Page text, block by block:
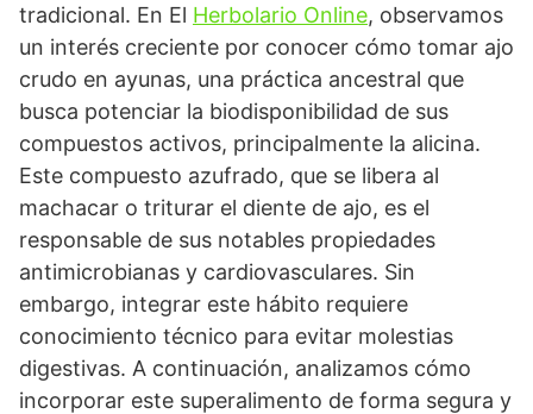
tradicional. En El Herbolario Online, observamos
un interés creciente por conocer cómo tomar ajo
crudo en ayunas, una práctica ancestral que
busca potenciar la biodisponibilidad de sus
compuestos activos, principalmente la alicina.
Este compuesto azufrado, que se libera al
machacar o triturar el diente de ajo, es el
responsable de sus notables propiedades
antimicrobianas y cardiovasculares. Sin
embargo, integrar este hábito requiere
conocimiento técnico para evitar molestias
digestivas. A continuación, analizamos cómo
incorporar este superalimento de forma segura y